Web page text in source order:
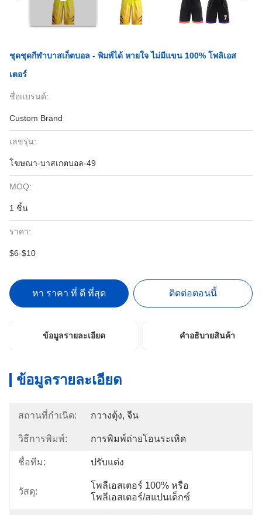
ชุดชุดกีฬาบาสเก็ตบอล - พิมพ์ได้ หายใจ ไม่มีแขน 100% โพลิเอส
เตอร์
ชื่อแบรนด์:
Custom Brand
เลขรุ่น:
โฆษณา-บาสเกตบอล-49
MOQ:
1 ชิ้น
ราคา:
$6-$10
หา ราคา ที่ ดี ที่สุด ติดต่อตอนนี้
ข้อมูลรายละเอียด คําอธิบายสินค้า
ข้อมูลรายละเอียด
สถานที่กำเนิด: กวางตุ้ง, จีน
วิธีการพิมพ์: การพิมพ์ถ่ายโอนระเหิด
ชื่อทีม: ปรับแต่ง
วัสดุ:
โพลีเอสเตอร์ 100% หรือ
โพลีเอสเตอร์/สแปนเด็กซ์